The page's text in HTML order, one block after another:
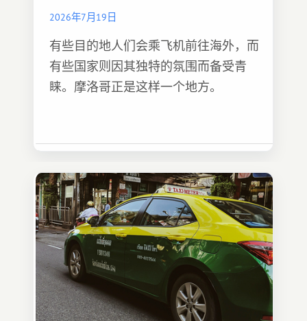
2026年7月19日
有些目的地人们会乘飞机前往海外，而
有些国家则因其独特的氛围而备受青
睐。摩洛哥正是这样一个地方。